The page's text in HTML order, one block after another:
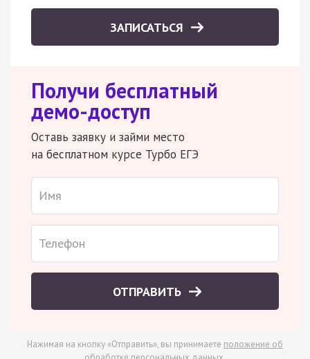
ЗАПИСАТЬСЯ
Получи бесплатный
демо-доступ
Оставь заявку и займи место
на бесплатном курсе Турбо ЕГЭ
ОТПРАВИТЬ
Нажимая на кнопку «Отправить», вы принимаете положение об